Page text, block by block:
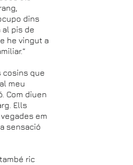
dins
al pis de
he vingut a
cosins que
meu
Com diuen
Ells
em
sensació
ric